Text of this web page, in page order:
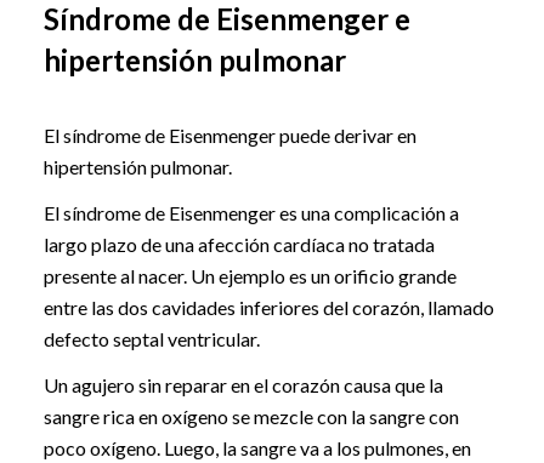
Síndrome de Eisenmenger e
hipertensión pulmonar
El síndrome de Eisenmenger puede derivar en
hipertensión pulmonar.
El síndrome de Eisenmenger es una complicación a
largo plazo de una afección cardíaca no tratada
presente al nacer. Un ejemplo es un orificio grande
entre las dos cavidades inferiores del corazón, llamado
defecto septal ventricular.
Un agujero sin reparar en el corazón causa que la
sangre rica en oxígeno se mezcle con la sangre con
poco oxígeno. Luego, la sangre va a los pulmones, en